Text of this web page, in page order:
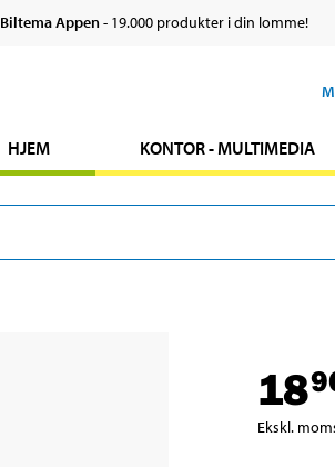
Biltema Appen- 19.000 produkter i din lomme!
HJEM KONTOR - MULTIMEDIA
18
Ekskl.